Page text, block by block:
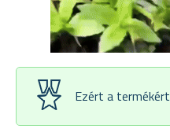
Ezért a termékért